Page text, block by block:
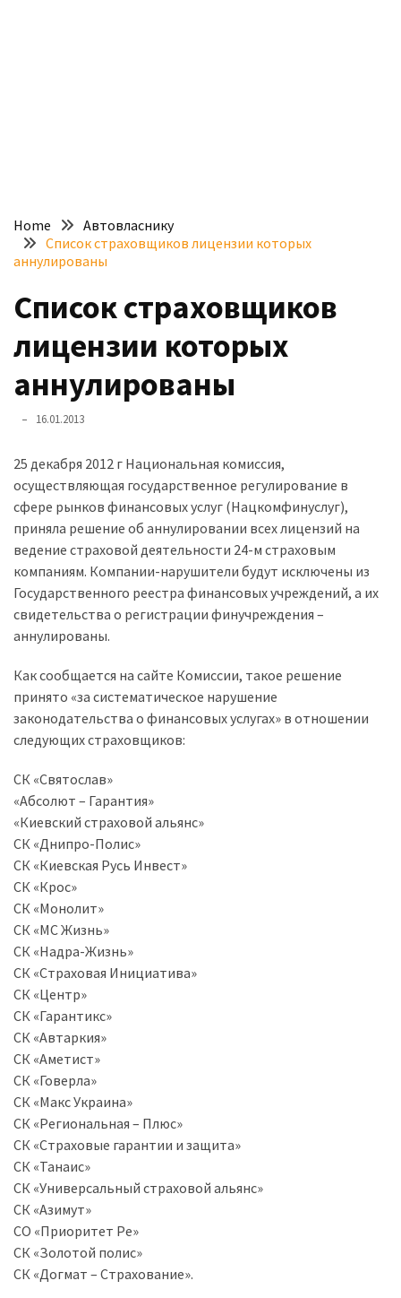
шукати
“як
злити
бензин”
Scania
представила
найсучасніші
для
військових
Нова
Honda
Prelude:
гібридний
камбек
MOST
USED
CATEGORIES
авто
(6 037)
Історії
(3 678)
Тюнинг
спорт
(733)
Події
(521)
Автовласнику
(474)
Автозакон
(370)
Автошоу
(358)
Головне
(324)
Home
Автовласнику
Список страховщиков лицензии которых
аннулированы
Список страховщиков
лицензии которых
аннулированы
16.01.2013
25 декабря 2012 г Национальная комиссия,
осуществляющая государственное регулирование в
сфере рынков финансовых услуг (Нацкомфинуслуг),
приняла решение об аннулировании всех лицензий на
ведение страховой деятельности 24-м страховым
компаниям. Компании-нарушители будут исключены из
Государственного реестра финансовых учреждений, а их
свидетельства о регистрации финучреждения –
аннулированы.
Как сообщается на сайте Комиссии, такое решение
принято «за систематическое нарушение
законодательства о финансовых услугах» в отношении
следующих страховщиков:
СК «Святослав»
«Абсолют – Гарантия»
«Киевский страховой альянс»
СК «Днипро-Полис»
СК «Киевская Русь Инвест»
СК «Крос»
СК «Монолит»
СК «МС Жизнь»
СК «Надра-Жизнь»
СК «Страховая Инициатива»
СК «Центр»
СК «Гарантикс»
СК «Автаркия»
СК «Аметист»
СК «Говерла»
СК «Макс Украина»
СК «Региональная – Плюс»
СК «Страховые гарантии и защита»
СК «Танаис»
СК «Универсальный страховой альянс»
СК «Азимут»
СО «Приоритет Ре»
СК «Золотой полис»
СК «Догмат – Страхование».